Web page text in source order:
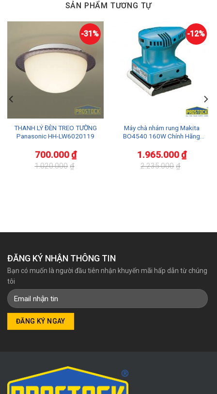
SẢN PHẨM TƯƠNG TỰ
-31%
THANH LÝ ĐÈN TREO TƯỜNG
Panasonic HH-LW6020119
1.020.000 ₫
700.000₫
-12%
Máy chà nhám rung Makita
BO4540 160W Chính Hãng
2.235.000 ₫
1.965.000₫
ĐĂNG KÝ NHẬN THÔNG TIN
Bạn có muốn là người đầu tiên nhận khuyến mãi hấp dẫn từ chúng
tôi